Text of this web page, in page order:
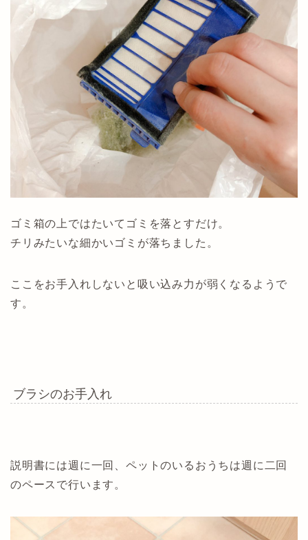
ゴミ箱の上ではたいてゴミを落とすだけ。
チリみたいな細かいゴミが落ちました。
ここをお手入れしないと吸い込み力が弱くなるようで
す。
ブラシのお手入れ
説明書には週に一回、ペットのいるおうちは週に二回
のペースで行います。